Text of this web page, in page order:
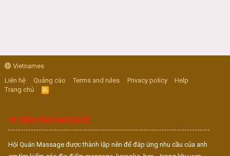
Vietnames
Liên hệ
Quảng cáo Terms and rules Privacy policy
Help
Trang chủ
R
S
VỀ DIỄN ĐÀN MASSAGE
Hội Quán Massage được thành lập nên để đáp ứng nhu cầu của anh